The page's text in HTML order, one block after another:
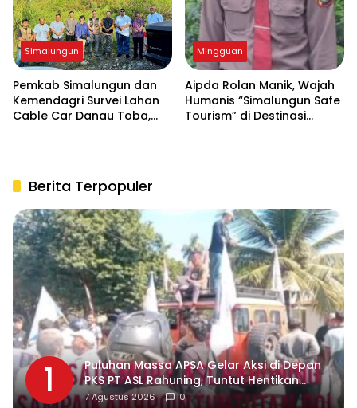
Simalungun
Pemkab Simalungun dan
Kemendagri Survei Lahan
Cable Car Danau Toba,
Mingguan
Aipda Rolan Manik, Wajah
Humanis “Simalungun Safe
Tourism” di Destinasi
Berita Terpopuler
1
Puluhan Massa APSA Gelar Aksi di Depan
PKS PT ASL Rahuning, Tuntut Hentikan
Pembuangan Limbah ke Sungai Asahan
7 Agustus 2026 0